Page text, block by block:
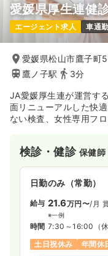
愛媛県厚生連健
エージェント求人 車通
愛媛県松山市鷹子町
鷹ノ子駅
3分
JA愛媛厚生連が運営す
面リニューアルした快
ない検査、女性専用フ
検診・健診 保健師
日勤のみ（常勤）
給与 21.6万円〜/月
※一例
時間 7:30～16:00 （
土日祝休み
年間休